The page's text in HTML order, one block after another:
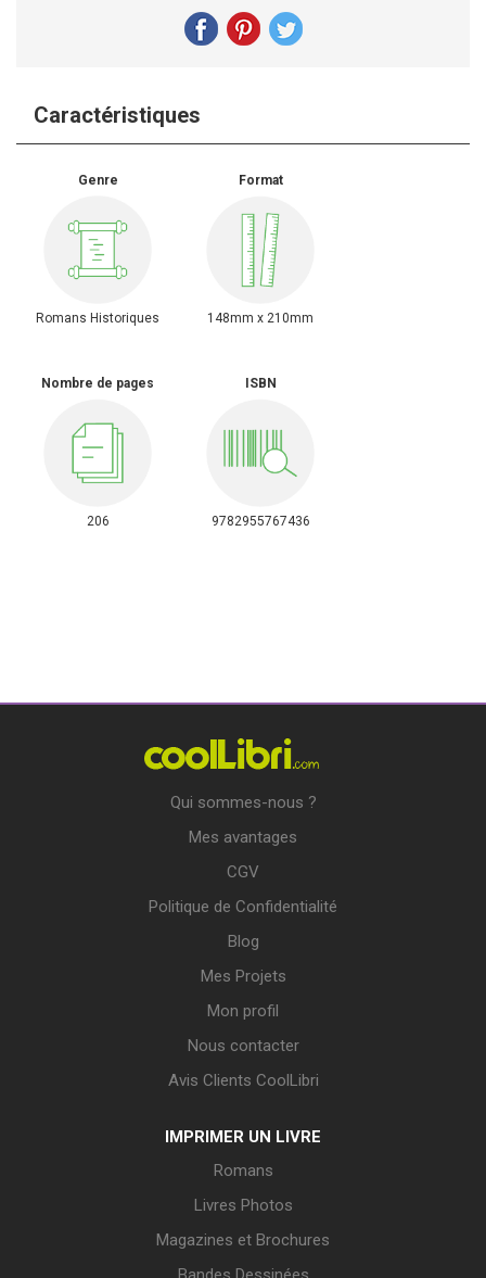
Caractéristiques
Genre
Romans Historiques
Format
148mm x 210mm
Nombre de pages
206
ISBN
9782955767436
Qui sommes-nous ?
Mes avantages
CGV
Politique de Confidentialité
Blog
Mes Projets
Mon profil
Nous contacter
Avis Clients CoolLibri
IMPRIMER UN LIVRE
Romans
Livres Photos
Magazines et Brochures